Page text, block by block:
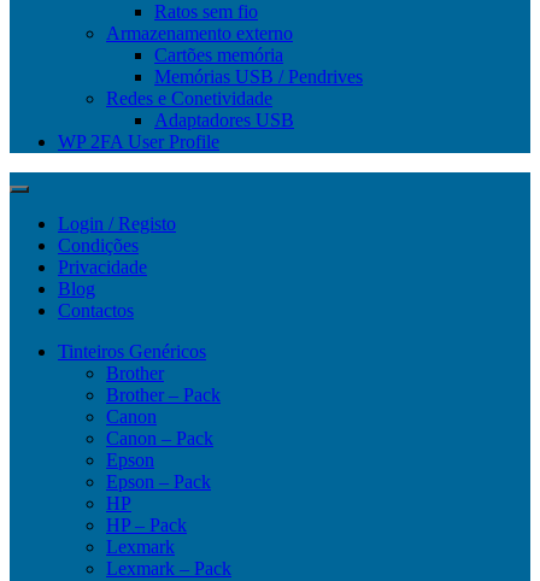
Ratos sem fio
Armazenamento externo
Cartões memória
Memórias USB / Pendrives
Redes e Conetividade
Adaptadores USB
WP 2FA User Profile
Login / Registo
Condições
Privacidade
Blog
Contactos
Tinteiros Genéricos
Brother
Brother – Pack
Canon
Canon – Pack
Epson
Epson – Pack
HP
HP – Pack
Lexmark
Lexmark – Pack